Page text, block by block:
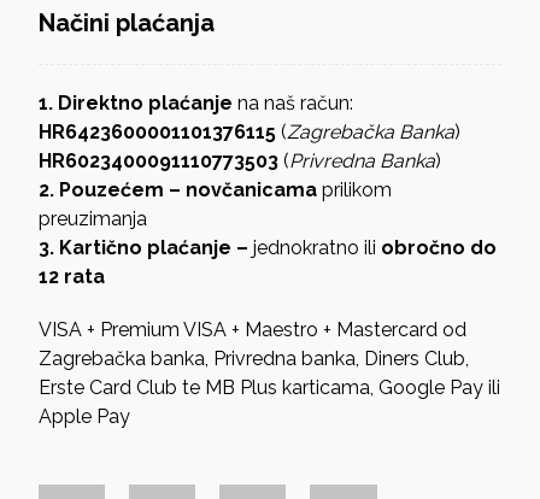
Načini plaćanja
1. Direktno plaćanje na naš račun:
HR6423600001101376115(Zagrebačka Banka)
HR6023400091110773503(Privredna Banka)
2. Pouzećem – novčanicamaprilikom
preuzimanja
3. Kartično plaćanje –jednokratno ili obročno do
12 rata
VISA + Premium VISA + Maestro + Mastercard od
Zagrebačka banka, Privredna banka, Diners Club,
Erste Card Club te MB Plus karticama, Google Pay ili
Apple Pay